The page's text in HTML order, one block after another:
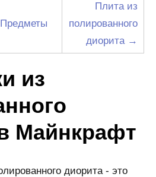
Предметы
Плита из
полированного
диорита →
из
Майнкрафт
диорита - это